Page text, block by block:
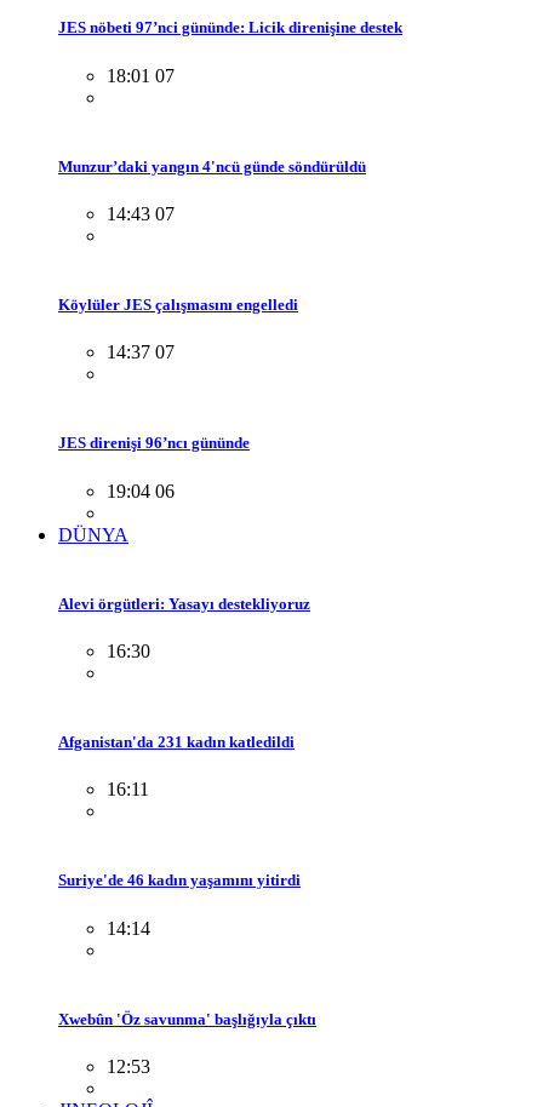
JES nöbeti 97’nci gününde: Licik direnişine destek
18:01 07
Munzur’daki yangın 4'ncü günde söndürüldü
14:43 07
Köylüler JES çalışmasını engelledi
14:37 07
JES direnişi 96’ncı gününde
19:04 06
DÜNYA
Alevi örgütleri: Yasayı destekliyoruz
16:30
Afganistan'da 231 kadın katledildi
16:11
Suriye'de 46 kadın yaşamını yitirdi
14:14
Xwebûn 'Öz savunma' başlığıyla çıktı
12:53